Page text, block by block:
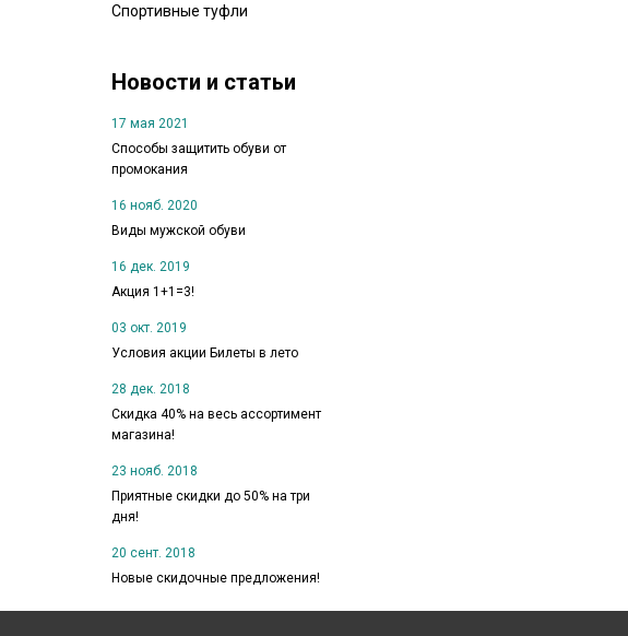
Спортивные туфли
Новости и статьи
17 мая 2021
Способы защитить обуви от
промокания
16 нояб. 2020
Виды мужской обуви
16 дек. 2019
Акция 1+1=3!
03 окт. 2019
Условия акции Билеты в лето
28 дек. 2018
Скидка 40% на весь ассортимент
магазина!
23 нояб. 2018
Приятные скидки до 50% на три
дня!
20 сент. 2018
Новые скидочные предложения!